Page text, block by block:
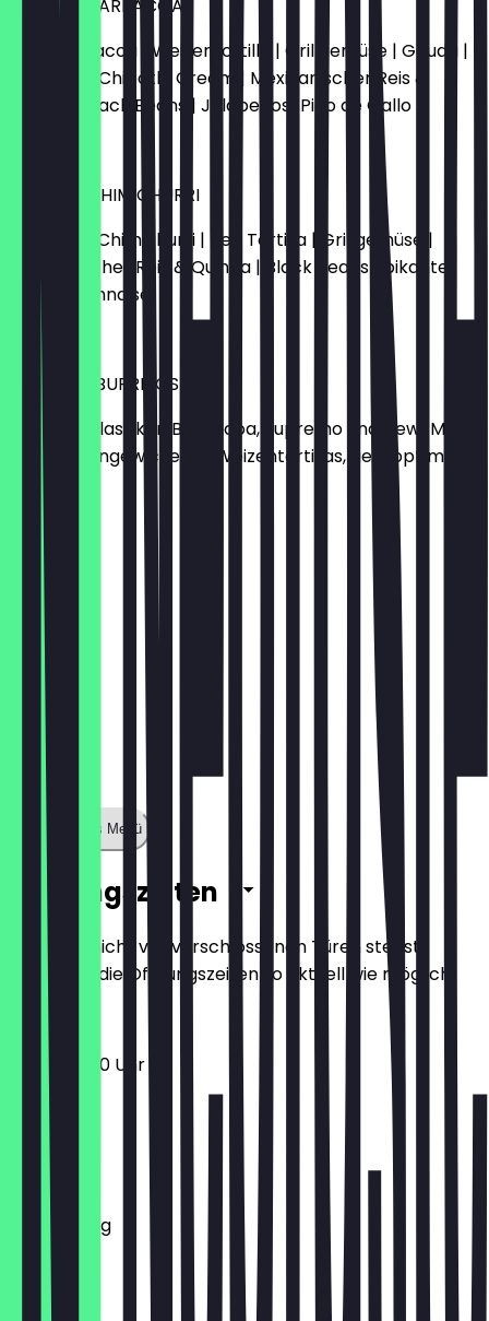
BURRITO BARBACOA
Beef Barbacoa | Weizentortilla | Grillgemüse | Gouda |
Cheddar | Chipotle Cream | Mexikanischer Reis &
Quinoa | Black Beans | Jalapeños |Pico de Gallo
BURRITO CHIMICHURRI
Planted.™ Chimichurri | Red Tortilla | Grillgemüse |
Mexikanischer Reis & Quinoa | Black Beans | pikante
Chili Mayonnaise
17,90 €
TRES MINI BURRITOS
Unsere 3 Klassiker, Barbacoa, Supremo und New-Meat,
liebevoll eingewickelt in Weizentortillas, getoppt mit
Red Salsa
19,90 €
Zeige ganzes Menü
Öffnungszeiten
Damit du nicht vor verschlossenen Türen stehst,
halten wir die Öffnungszeiten so aktuell wie möglich.
17:00 - 01:00 Uhr
Montag
Dienstag
Mittwoch
Donnerstag
Freitag
Samstag
Sonntag